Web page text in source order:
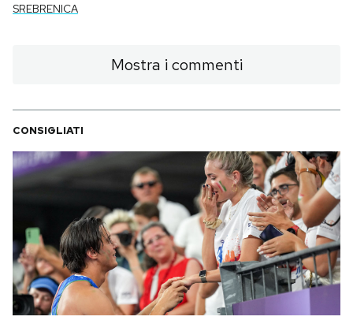
SREBRENICA
Mostra i commenti
CONSIGLIATI